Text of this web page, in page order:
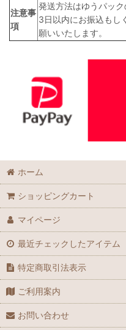
注意事
項
発送方法はゆうパック
3日以内にお振込もし
願いいたします。
ホーム
ショッピングカート
マイページ
最近チェックしたアイテム
特定商取引法表示
ご利用案内
お問い合わせ